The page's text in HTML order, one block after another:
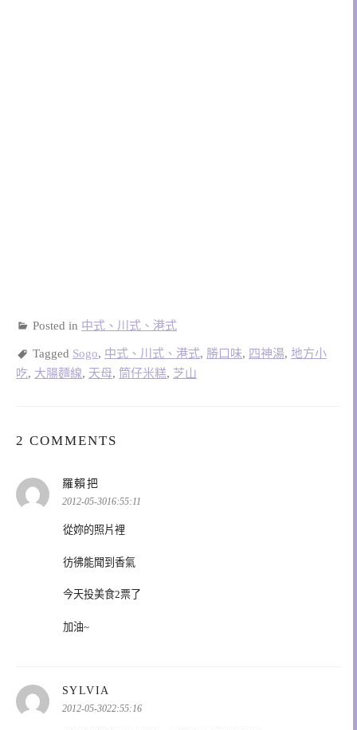
Posted in 中式、川式、港式
Tagged Sogo, 中式、川式、港式, 勝口味, 四神湯, 地方小
吃, 大腸麵線, 天母, 筒仔米糕, 芝山
2 COMMENTS
羅賴把
示:
2012-05-3016:55:11
從妳的照片裡
彷彿能聞到香氣
今天投美食2票了
加油~
SYLVIA
示:
2012-05-3022:55:16